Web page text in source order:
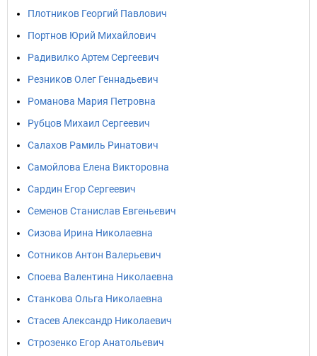
Плотников Георгий Павлович
Портнов Юрий Михайлович
Радивилко Артем Сергеевич
Резников Олег Геннадьевич
Романова Мария Петровна
Рубцов Михаил Сергеевич
Салахов Рамиль Ринатович
Самойлова Елена Викторовна
Сардин Егор Сергеевич
Семенов Станислав Евгеньевич
Сизова Ирина Николаевна
Сотников Антон Валерьевич
Споева Валентина Николаевна
Станкова Ольга Николаевна
Стасев Александр Николаевич
Строзенко Егор Анатольевич